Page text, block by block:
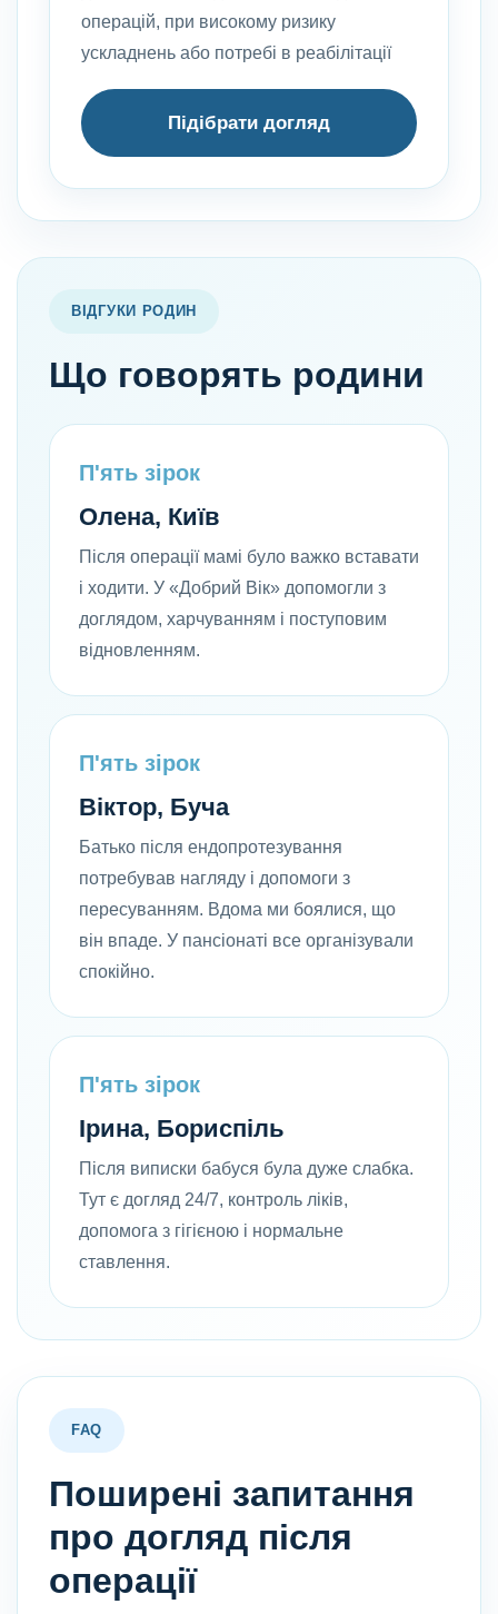
операцій, при високому ризику
ускладнень або потребі в реабілітації
Підібрати догляд
ВІДГУКИ РОДИН
Що говорять родини
П'ять зірок
Олена, Київ
Після операції мамі було важко вставати
і ходити. У «Добрий Вік» допомогли з
доглядом, харчуванням і поступовим
відновленням.
П'ять зірок
Віктор, Буча
Батько після ендопротезування
потребував нагляду і допомоги з
пересуванням. Вдома ми боялися, що
він впаде. У пансіонаті все організували
спокійно.
П'ять зірок
Ірина, Бориспіль
Після виписки бабуся була дуже слабка.
Тут є догляд 24/7, контроль ліків,
допомога з гігієною і нормальне
ставлення.
FAQ
Поширені запитання
про догляд після
операції